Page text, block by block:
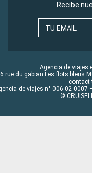
Recibe
TU EMAIL
Agencia de viajes
rue du gabian Les flots bleus
contact
de viajes n° 006 02 0007
©